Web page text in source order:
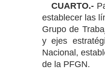
CUARTO.-
establecer las
Grupo de
y ejes
Nacional,
de la PFGN.